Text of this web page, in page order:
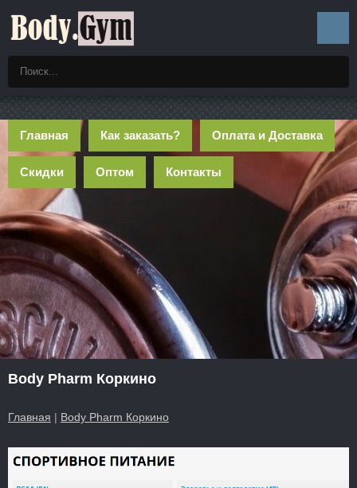
Главная Как заказать? Оплата и Доставка
Скидки Оптом Контакты
Body Pharm Коркино
Главная | Body Pharm Коркино